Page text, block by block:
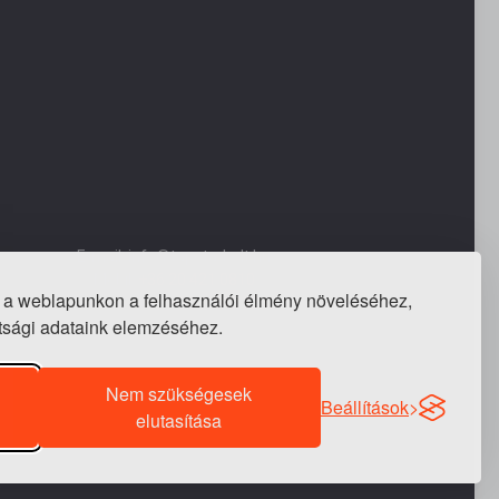
weblapunkon a felhasználói élmény növeléséhez,
adataink elemzéséhez.
Nem szükségesek
elutasítása
Beállítások
E-mail: info@tapeta-bolt.hu
Telefon / fax:+36 1 240 3243